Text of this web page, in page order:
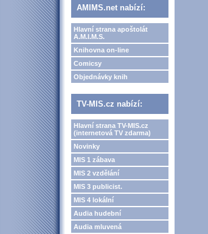
AMIMS.net nabízí:
Hlavní strana apoštolát
A.M.I.M.S.
Knihovna on-line
Comicsy
Objednávky knih
TV-MIS.cz nabízí:
Hlavní strana TV-MIS.cz
(internetová TV zdarma)
Novinky
MIS 1 zábava
MIS 2 vzdělání
MIS 3 publicist.
MIS 4 lokální
Audia hudební
Audia mluvená